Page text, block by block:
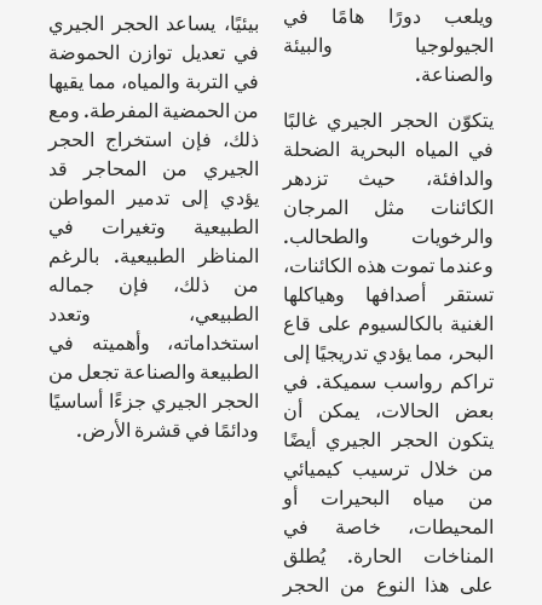
ويلعب دورًا هامًا في
الجيولوجيا والبيئة
والصناعة.
يتكوّن الحجر الجيري غالبًا
في المياه البحرية الضحلة
والدافئة، حيث تزدهر
الكائنات مثل المرجان
والرخويات والطحالب.
وعندما تموت هذه الكائنات،
تستقر أصدافها وهياكلها
الغنية بالكالسيوم على قاع
البحر، مما يؤدي تدريجيًا إلى
تراكم رواسب سميكة. في
بعض الحالات، يمكن أن
يتكون الحجر الجيري أيضًا
من خلال ترسيب كيميائي
من مياه البحيرات أو
المحيطات، خاصة في
المناخات الحارة. يُطلق
على هذا النوع من الحجر
بيئيًا، يساعد الحجر الجيري
في تعديل توازن الحموضة
في التربة والمياه، مما يقيها
من الحمضية المفرطة. ومع
ذلك، فإن استخراج الحجر
الجيري من المحاجر قد
يؤدي إلى تدمير المواطن
الطبيعية وتغيرات في
المناظر الطبيعية. بالرغم
من ذلك، فإن جماله
الطبيعي، وتعدد
استخداماته، وأهميته في
الطبيعة والصناعة تجعل من
الحجر الجيري جزءًا أساسيًا
ودائمًا في قشرة الأرض.